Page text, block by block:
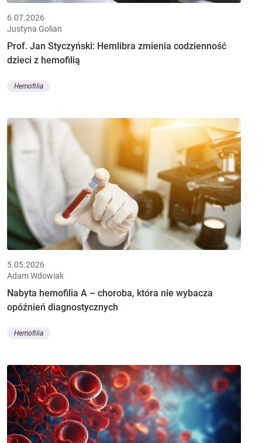
6.07.2026
Justyna Golian
Prof. Jan Styczyński: Hemlibra zmienia codzienność
dzieci z hemofilią
Hemofilia
5.05.2026
Adam Wdowiak
Nabyta hemofilia A – choroba, która nie wybacza
opóźnień diagnostycznych
Hemofilia